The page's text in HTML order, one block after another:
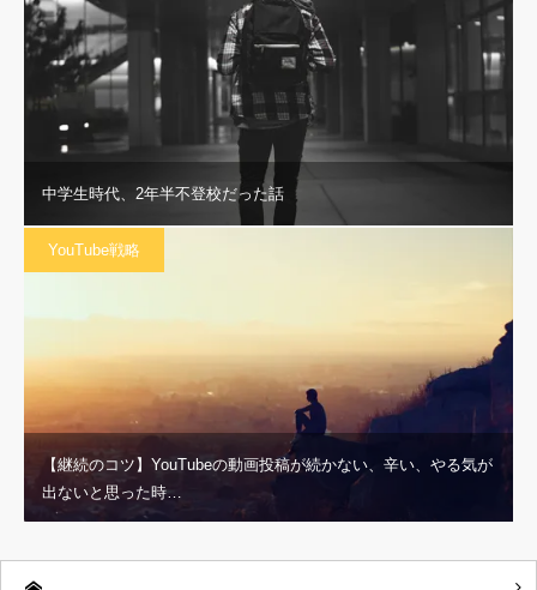
中学生時代、2年半不登校だった話
YouTube戦略
【継続のコツ】YouTubeの動画投稿が続かない、辛い、やる気が
出ないと思った時…